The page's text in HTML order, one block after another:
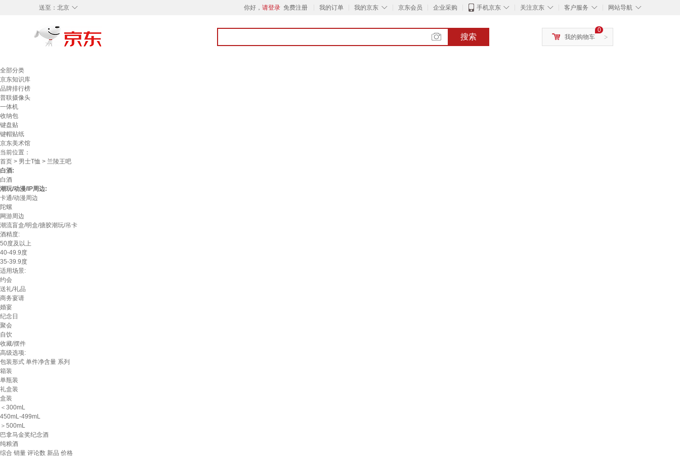
◇
送至： 北京 你好， 请登录 免费注册 我的订单 ◇
我的京东 京东会员 企业采购 ◇
手机京东 ◇
关注京东 ◇
客户服务 ◇
网站导航
搜索 >
0
我的购物车
全部分类
京东知识库
品牌排行榜
普联摄像头
一体机
收纳包
键盘贴
键帽贴纸
京东美术馆
当前位置：
首页 > 男士T恤 > 兰陵王吧
白酒:
白酒
潮玩/动漫/IP周边:
卡通/动漫周边
陀螺
网游周边
潮流盲盒/明盒/搪胶潮玩/吊卡
酒精度:
50度及以上
40-49.9度
35-39.9度
适用场景:
约会
送礼/礼品
商务宴请
婚宴
纪念日
聚会
自饮
收藏/摆件
高级选项:
包装形式 单件净含量 系列
箱装
单瓶装
礼盒装
盒装
＜300mL
450mL-499mL
＞500mL
巴拿马金奖纪念酒
纯粮酒
综合 销量 评论数 新品 价格